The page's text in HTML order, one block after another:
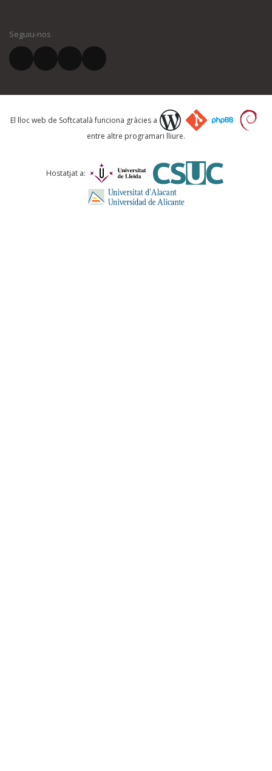
El vostre correu electrònic *
Què proposeu?
Comentari *
Seguiu-nos
El lloc web de Softcatalà funciona gràcies a
entre altre programari lliure.
Hostatjat a: